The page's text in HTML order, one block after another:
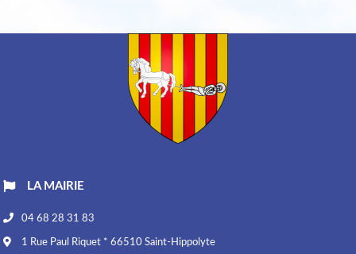
LA MAIRIE
04 68 28 31 83
1 Rue Paul Riquet * 66510 Saint-Hippolyte